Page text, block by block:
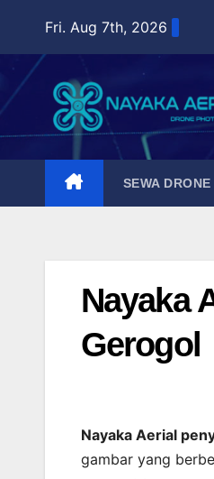
content
Fri. Aug 7th, 2026
SEWA
Nayaka
Gerogol
Nayaka Aerial
gambar yang